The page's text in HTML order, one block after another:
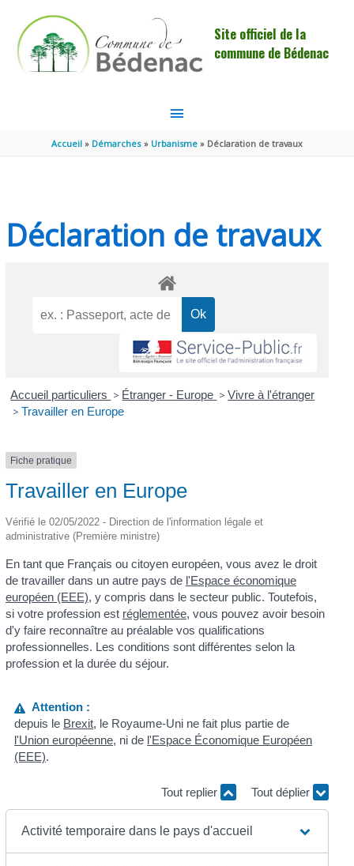
Site officiel de la
commune de Bédenac
MENU
PRINCIPAL
Accueil Démarches Urbanisme Déclaration de travaux
Déclaration de travaux
Accueil particuliers > Étranger - Europe > Vivre à l'étranger
> Travailler en Europe
Fiche pratique
Travailler en Europe
Vérifié le 02/05/2022 - Direction de l'information légale et
administrative (Première ministre)
En tant que Français ou citoyen européen, vous avez le droit
de travailler dans un autre pays de l'Espace économique
européen (EEE), y compris dans le secteur public. Toutefois,
si votre profession est réglementée, vous pouvez avoir besoin
d'y faire reconnaître au préalable vos qualifications
professionnelles. Les conditions sont différentes selon la
profession et la durée du séjour.
Attention :
depuis le Brexit, le Royaume-Uni ne fait plus partie de
l'Union européenne, ni de l'Espace Économique Européen
(EEE).
Tout replier Tout déplier
Activité temporaire dans le pays d'accueil